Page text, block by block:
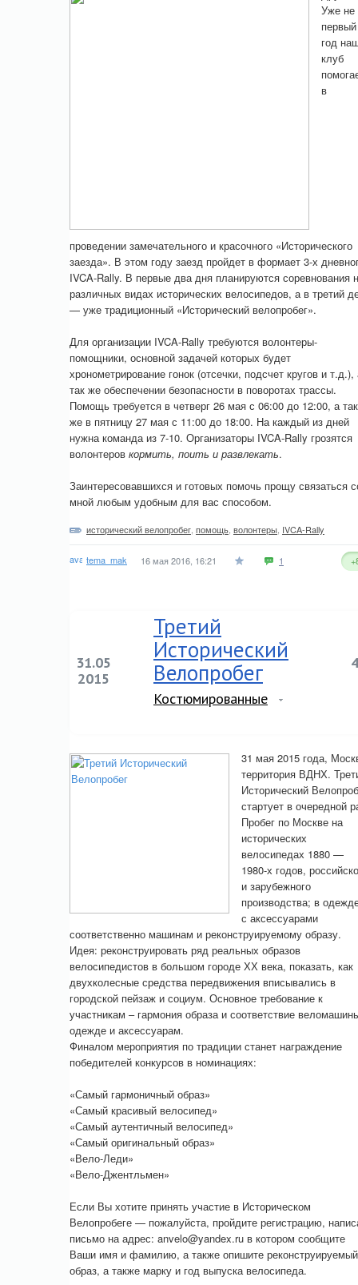
Уже не
первый
год
клуб
в
проведении замечательного и красочного «Исторического
заезда». В этом году заезд пройдет в формает 3-х
IVCA-Rally. В первые два дня планируются соревнования
различных видах исторических велосипедов, а в третий
— уже традиционный «Исторический велопробег».
Для организации IVCA-Rally требуются волонтеры-
помощники, основной задачей которых будет
хронометрирование гонок (отсечки, подсчет кругов и т.д.),
так же обеспечении безопасности в поворотах трассы.
Помощь требуется в четверг 26 мая с 06:00 до 12:00, а так
же в пятницу 27 мая с 11:00 до 18:00. На каждый из дней
нужна команда из 7-10. Организаторы IVCA-Rally грозятся
волонтеров кормить, поить и развлекать.
Заинтересовавшихся и готовых помочь прощу связаться
мной любым удобным для вас способом.
исторический велопробег помощь волонтеры IVCA-Rally
tema_mak 16 мая 2016, 16:21 1
31.05
2015
Третий
Исторический
Велопробег
Костюмированные
4
31 мая 2015 года,
территория ВДНХ.
Исторический
стартует в очередной
Пробег по Москве на
исторических
велосипедах 1880 —
1980-х годов,
и зарубежного
производства; в
с аксессуарами
соответственно машинам и реконструируемому образу.
Идея: реконструировать ряд реальных образов
велосипедистов в большом городе ХХ века, показать, как
двухколесные средства передвижения вписывались в
городской пейзаж и социум. Основное требование к
участникам – гармония образа и соответствие
одежде и аксессуарам.
Финалом мероприятия по традиции станет награждение
победителей конкурсов в номинациях:
«Самый гармоничный образ»
«Самый красивый велосипед»
«Самый аутентичный велосипед»
«Самый оригинальный образ»
«Вело-Леди»
«Вело-Джентльмен»
Если Вы хотите принять участие в Историческом
Велопробеге — пожалуйста, пройдите регистрацию,
письмо на адрес: anvelo@yandex.ru в котором сообщите
Ваши имя и фамилию, а также опишите реконструируемый
образ, а также марку и год выпуска велосипеда.